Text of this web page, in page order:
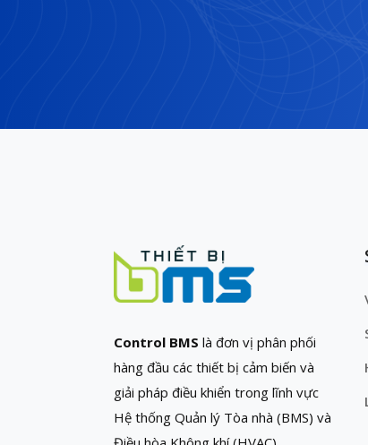
Control BMS là đơn vị phân phối
hàng đầu các thiết bị cảm biến và
giải pháp điều khiển trong lĩnh vực
Hệ thống Quản lý Tòa nhà (BMS) và